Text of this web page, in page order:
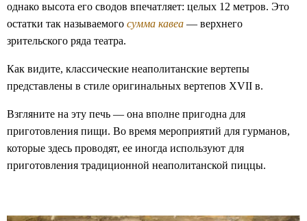
однако высота его сводов впечатляет: целых 12 метров. Это
остатки так называемого сумма кавеа — верхнего
зрительского ряда театра.
Как видите, классические неаполитанские вертепы
представлены в стиле оригинальных вертепов XVII в.
Взгляните на эту печь — она вполне пригодна для
приготовления пищи. Во время мероприятий для гурманов,
которые здесь проводят, ее иногда используют для
приготовления традиционной неаполитанской пиццы.